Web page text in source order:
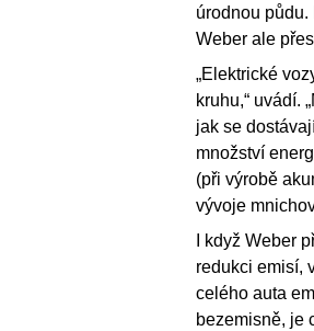
úrodnou
Weber ale
„Elektrické
kruhu,“ uvádí.
jak se
množství
(při výrobě
vývoje
I když Weber
redukci emisí,
celého auta
bezemisně, je